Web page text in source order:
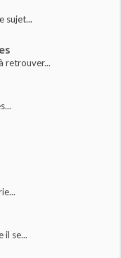
sujet...
retrouver...
il se...